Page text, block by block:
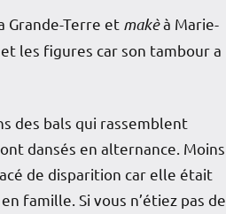
Grande-Terre et makèà Marie-
les figures car son tambour a
des bals qui rassemblent
dansés en alternance. Moins
de disparition car elle était
famille. Si vous n’étiez pas de